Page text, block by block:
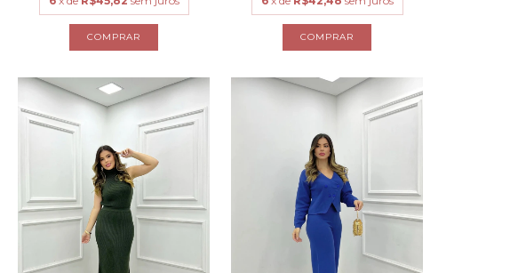
COMPRAR COMPRAR